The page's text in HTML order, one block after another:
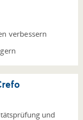
verbessern
und